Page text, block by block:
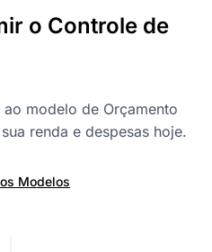
o Controle de
modelo de Orçamento
renda e despesas hoje.
Modelos